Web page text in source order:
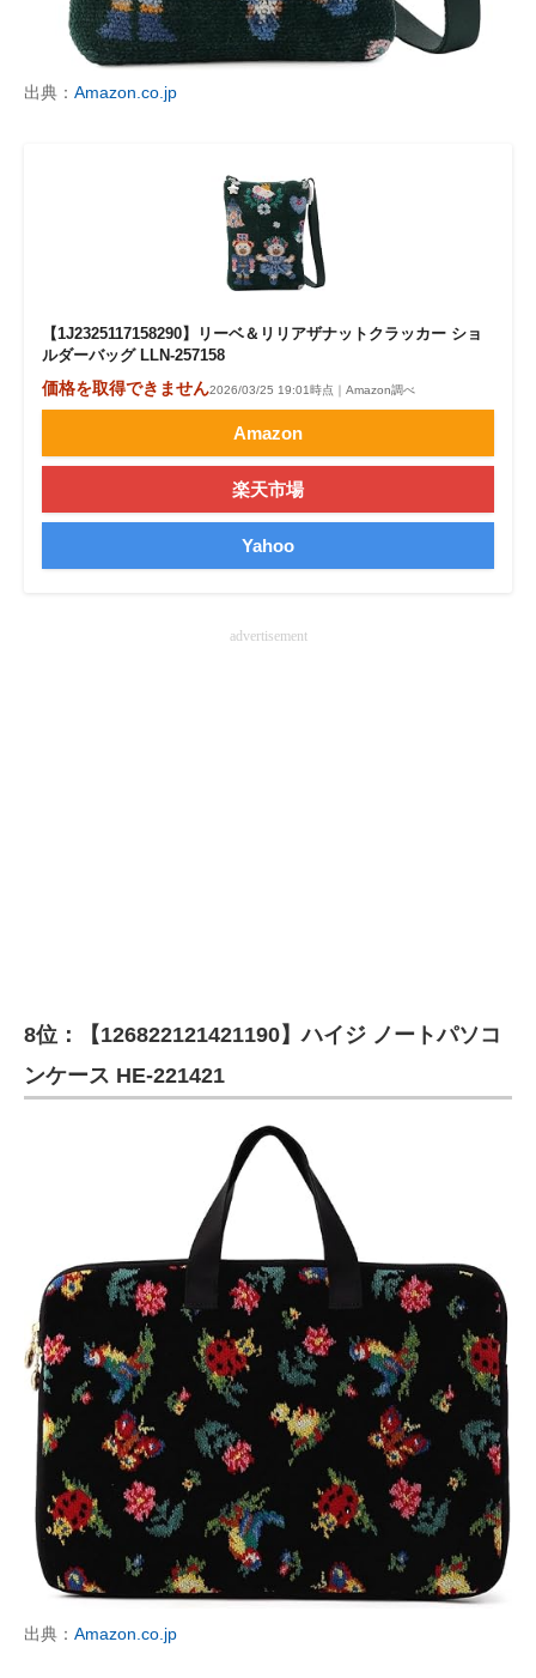
出典： Amazon.co.jp
【1J2325117158290】リーベ＆リリアザナットクラッカー ショ
ルダーバッグ LLN-257158
価格を取得できません2026/03/25 19:01時点｜Amazon調べ
Amazon
楽天市場
Yahoo
advertisement
8位：【126822121421190】ハイジ ノートパソコ
ンケース HE-221421
出典： Amazon.co.jp